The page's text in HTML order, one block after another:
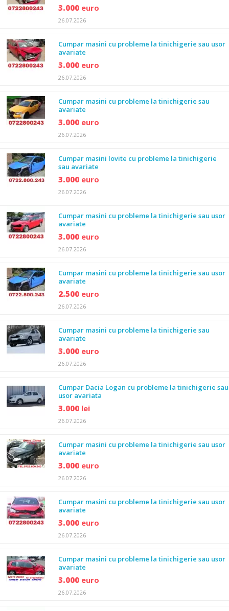
3.000 euro
26.07.2026
Cumpar masini cu probleme la tinichigerie sau usor
avariate
3.000 euro
26.07.2026
Cumpar masini cu probleme la tinichigerie sau
avariate
3.000 euro
26.07.2026
Cumpar masini lovite cu probleme la tinichigerie
sau avariate
3.000 euro
26.07.2026
Cumpar masini cu probleme la tinichigerie sau usor
avariate
3.000 euro
26.07.2026
Cumpar masini cu probleme la tinichigerie sau usor
avariate
2.500 euro
26.07.2026
Cumpar masini cu probleme la tinichigerie sau
avariate
3.000 euro
26.07.2026
Cumpar Dacia Logan cu probleme la tinichigerie sau
usor avariata
3.000 lei
26.07.2026
Cumpar masini cu probleme la tinichigerie sau usor
avariate
3.000 euro
26.07.2026
Cumpar masini cu probleme la tinichigerie sau usor
avariate
3.000 euro
26.07.2026
Cumpar masini cu probleme la tinichigerie sau usor
avariate
3.000 euro
26.07.2026